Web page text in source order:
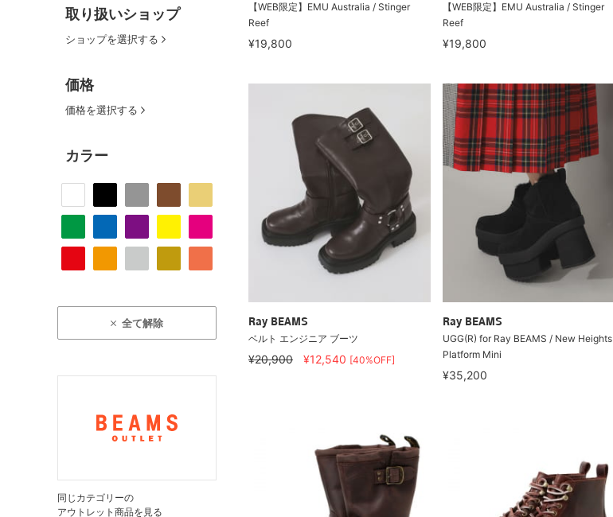
取り扱いショップ
ショップを選択する
価格
価格を選択する
カラー
全て解除
同じカテゴリーの
アウトレット商品を見る
【WEB限定】EMU Australia / Stinger
Reef
¥19,800
【WEB限定】EMU Australia / Stinger
Reef
¥19,800
Ray BEAMS
ベルト エンジニア ブーツ
¥20,900 ¥12,540 [40%OFF]
Ray BEAMS
UGG(R) for Ray BEAMS / New Heights
Platform Mini
¥35,200